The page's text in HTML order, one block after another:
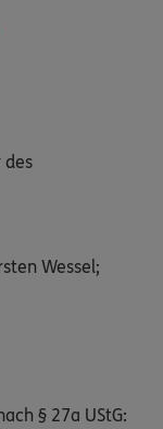
des
Wessel;
§ 27a UStG: